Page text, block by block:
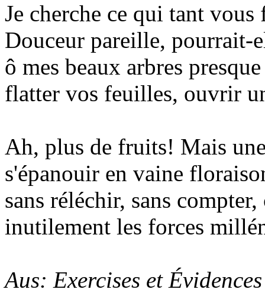
Je cherche ce qui tant
Douceur pareille, pourrait-
ô mes beaux arbres
flatter vos feuilles, ouvrir
Ah, plus de fruits! Mais
s'épanouir en vaine
sans réléchir, sans
inutilement les forces
Aus: Exercises et Évidences